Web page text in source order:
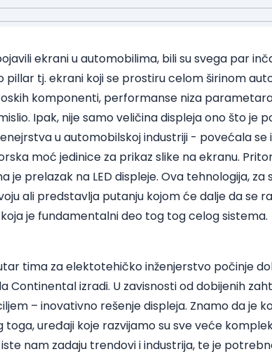
ekrani u automobilima, bili su svega par
pillar tj. ekrani koji se prostiru celom širinom
komponenti, performanse niza
Ipak, nije samo veličina displeja ono što je
u automobilskoj industriji - povećala se
moć jedinice za prikaz slike na ekranu.
je prelazak na LED displeje. Ova tehnologija,
ali predstavlja putanju kojom će dalje da se
je fundamentalni deo tog tog celog sistema.
tima za elektotehičko inženjerstvo počinje
Continental izradi. U zavisnosti od dobijenih
– inovativno rešenje displeja. Znamo da je
toga, uređaji koje razvijamo su sve veće
nam zadaju trendovi i industrija, te je